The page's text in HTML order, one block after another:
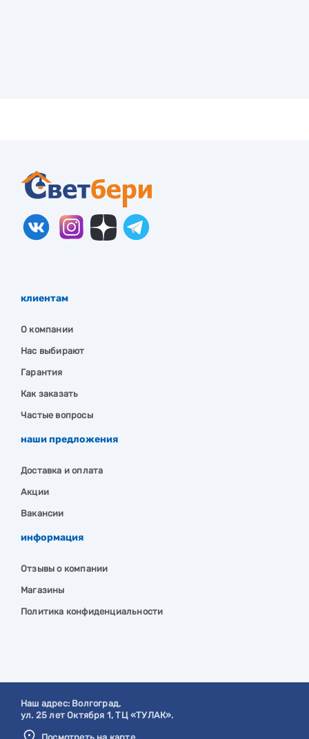
клиентам
О компании
Нас выбирают
Гарантия
Как заказать
Частые вопросы
наши предложения
Доставка и оплата
Акции
Вакансии
информация
Отзывы о компании
Магазины
Политика конфиденциальности
Наш адрес: Волгоград,
ул. 25 лет Октября 1, ТЦ «ТУЛАК».